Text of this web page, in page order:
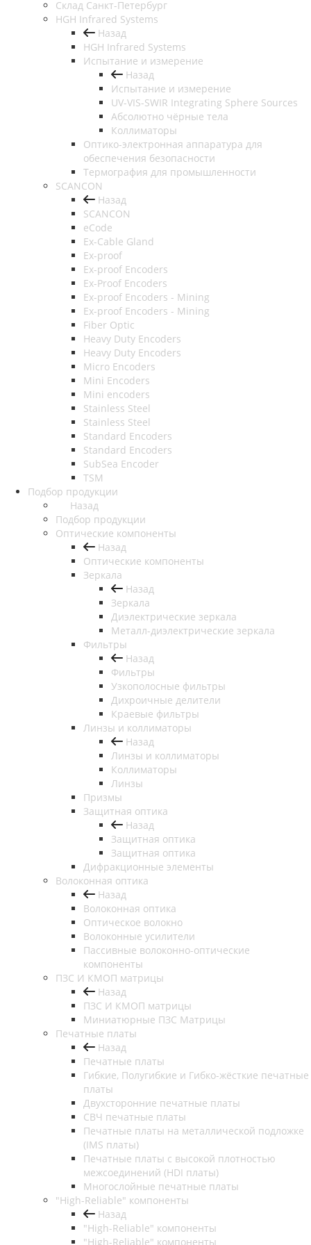
Cклад Санкт-Петербург
HGH Infrared Systems
Назад
HGH Infrared Systems
Испытание и измерение
Назад
Испытание и измерение
UV-VIS-SWIR Integrating Sphere Sources
Абсолютно чёрные тела
Коллиматоры
Оптико-электронная аппаратура для
обеспечения безопасности
Термография для промышленности
SCANCON
Назад
SCANCON
eCode
Ex-Cable Gland
Ex-proof
Ex-proof Encoders
Ex-Proof Encoders
Ex-proof Encoders - Mining
Ex-proof Encoders - Mining
Fiber Optic
Heavy Duty Encoders
Heavy Duty Encoders
Micro Encoders
Mini Encoders
Mini encoders
Stainless Steel
Stainless Steel
Standard Encoders
Standard Encoders
SubSea Encoder
TSM
Подбор продукции
Назад
Подбор продукции
Оптические компоненты
Назад
Оптические компоненты
Зеркала
Назад
Зеркала
Диэлектрические зеркала
Металл-диэлектрические зеркала
Фильтры
Назад
Фильтры
Узкополосные фильтры
Дихроичные делители
Краевые фильтры
Линзы и коллиматоры
Назад
Линзы и коллиматоры
Коллиматоры
Линзы
Призмы
Защитная оптика
Назад
Защитная оптика
Защитная оптика
Дифракционные элементы
Волоконная оптика
Назад
Волоконная оптика
Оптическое волокно
Волоконные усилители
Пассивные волоконно-оптические
компоненты
ПЗС И КМОП матрицы
Назад
ПЗС И КМОП матрицы
Миниатюрные ПЗС Матрицы
Печатные платы
Назад
Печатные платы
Гибкие, Полугибкие и Гибко-жёсткие печатные
платы
Двухсторонние печатные платы
СВЧ печатные платы
Печатные платы на металлической подложке
(IMS платы)
Печатные платы с высокой плотностью
межсоединений (HDI платы)
Многослойные печатные платы
"High-Reliable" компоненты
Назад
"High-Reliable" компоненты
"High-Reliable" компоненты